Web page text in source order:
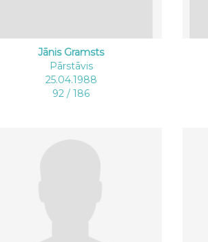
Jānis Gramsts
Pārstāvis
25.04.1988
92 / 186